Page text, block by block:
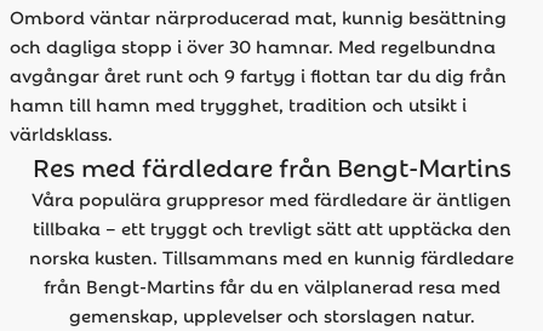
Ombord väntar närproducerad mat, kunnig besättning
och dagliga stopp i över 30 hamnar. Med regelbundna
avgångar året runt och 9 fartyg i flottan tar du dig från
hamn till hamn med trygghet, tradition och utsikt i
världsklass.
Res med färdledare från Bengt-Martins
Våra populära gruppresor med färdledare är äntligen
tillbaka – ett tryggt och trevligt sätt att upptäcka den
norska kusten. Tillsammans med en kunnig färdledare
från Bengt-Martins får du en välplanerad resa med
gemenskap, upplevelser och storslagen natur.